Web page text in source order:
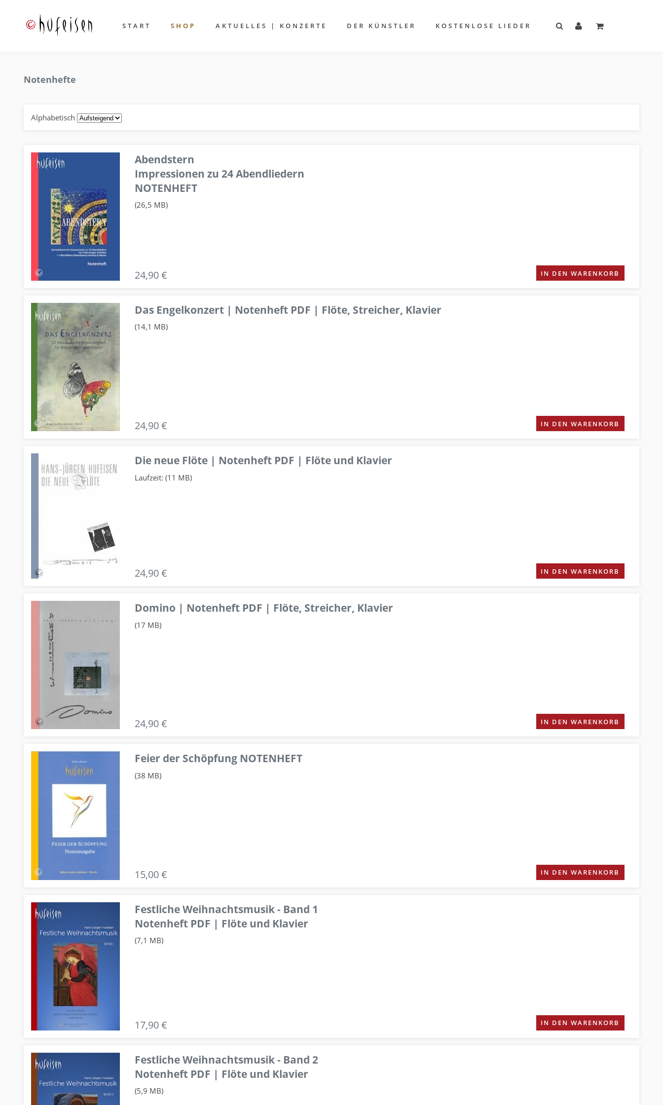
START SHOP AKTUELLES | KONZERTE DER KÜNSTLER KOSTENLOSE LIEDER
Notenhefte
Alphabetisch
Abendstern
Impressionen zu 24 Abendliedern
NOTENHEFT
(26,5 MB)
24,90 € IN DEN WARENKORB
Das Engelkonzert | Notenheft PDF | Flöte, Streicher, Klavier
(14,1 MB)
24,90 € IN DEN WARENKORB
Die neue Flöte | Notenheft PDF | Flöte und Klavier
Laufzeit: (11 MB)
24,90 € IN DEN WARENKORB
Domino | Notenheft PDF | Flöte, Streicher, Klavier
(17 MB)
24,90 € IN DEN WARENKORB
Feier der Schöpfung NOTENHEFT
(38 MB)
15,00 € IN DEN WARENKORB
Festliche Weihnachtsmusik - Band 1
Notenheft PDF | Flöte und Klavier
(7,1 MB)
17,90 € IN DEN WARENKORB
Festliche Weihnachtsmusik - Band 2
Notenheft PDF | Flöte und Klavier
(5,9 MB)